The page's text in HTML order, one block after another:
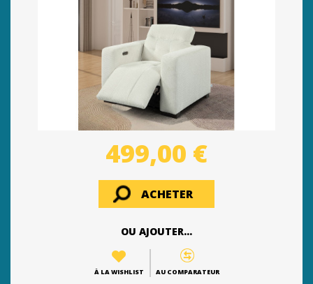
499,00 €
ACHETER
OU AJOUTER...
À LA WISHLIST AU COMPARATEUR